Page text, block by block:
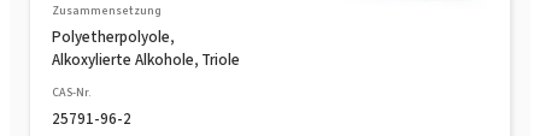
Zusammensetzung
Polyetherpolyole,
Alkoxylierte Alkohole, Triole
CAS-Nr.
25791-96-2